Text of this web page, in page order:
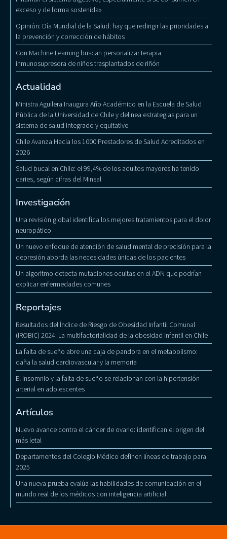
exceso y de forma sostenida»
Opinión: Día Mundial de la Salud: hay que redirigir las prioridades a
la prevención y corrección de hábitos
Con Machine Learning buscan personalizar terapia
inmunosupresora de niños trasplantados de riñón
Actualidad
Ministra Aguilera Inaugura Año Académico en la Escuela de Salud
Pública de la Universidad de Chile y delinea estrategias para un
sistema de salud integrado y equitativo
Chile Avanza Hacia los 1000 Prestadores de Salud Acreditados en
2026
Salud bucal en Chile: el 99,4% de los adultos mayores ha tenido
caries, según cifras del Minsal
Investigación
Una revisión global identifica los mejores tratamientos para el dolor
neuropático
Un nuevo enfoque de atención de salud mental de precisión para la
depresión aborda las necesidades únicas de los pacientes
Un algoritmo detecta mutaciones ocultas en el ADN que podrían
explicar enfermedades comunes
Reportajes
Resultados del Índice de Riesgo de Obesidad Infantil Comunal
(IROBIC) 2024: La multifactorialidad de la obesidad infantil en Chile
La falta de sueño abre una caja de pandora en el metabolismo:
daña la salud cardiovascular y la memoria
El insomnio y la falta de sueño se relacionan con la hipertensión
arterial en adolescentes
Artículos
Nuevo avance contra el cáncer de ovario: identifican el origen del
más letal
Departamentos del Colegio Médico definen líneas de trabajo para
2025
Una nueva prueba evalúa las habilidades de comunicación en el
mundo real de los médicos con inteligencia artificial